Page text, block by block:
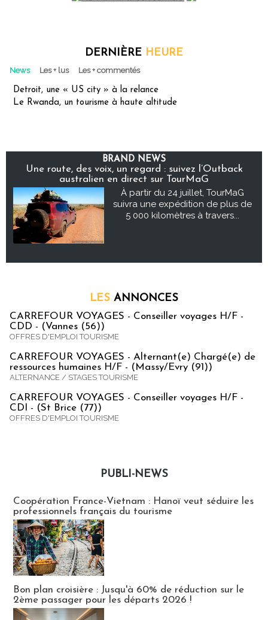
DERNIÈRE HEURE
News Les + lus Les + commentés
Detroit, une « US city » à la relance
Le Rwanda, un tourisme à haute altitude
BRAND NEWS
Une route, des voix, un regard : suivez l’Outback
australien en direct sur TourMaG
À partir du 24 juillet, TourMaG
suivra une expédition de plus de
5 000 kilomètres à travers...
LES ANNONCES
CARREFOUR VOYAGES - Conseiller voyages H/F -
CDD - (Vannes (56))
OFFRES D'EMPLOI TOURISME
CARREFOUR VOYAGES - Alternant(e) Chargé(e) de
ressources humaines H/F - (Massy/Evry (91))
ALTERNANCE / STAGES TOURISME
CARREFOUR VOYAGES - Conseiller voyages H/F -
CDI - (St Brice (77))
OFFRES D'EMPLOI TOURISME
PUBLI-NEWS
Coopération France-Vietnam : Hanoï veut séduire les
professionnels français du tourisme
Bon plan croisière : Jusqu'à 60% de réduction sur le
2ème passager pour les départs 2026 !